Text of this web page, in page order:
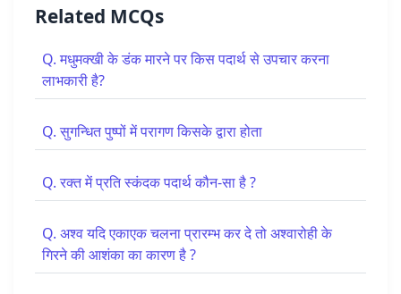
Related MCQs
Q. मधुमक्खी के डंक मारने पर किस पदार्थ से उपचार करना
लाभकारी है?
Q. सुगन्धित पुष्पों में परागण किसके द्वारा होता
Q. रक्त में प्रति स्कंदक पदार्थ कौन-सा है ?
Q. अश्व यदि एकाएक चलना प्रारम्भ कर दे तो अश्वारोही के
गिरने की आशंका का कारण है ?